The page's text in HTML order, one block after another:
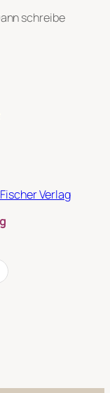
schreibe
Verlag